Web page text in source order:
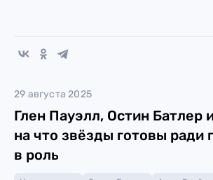
29 августа 2025
Глен Пауэлл, Остин Батлер
на что звёзды готовы ради
в роль